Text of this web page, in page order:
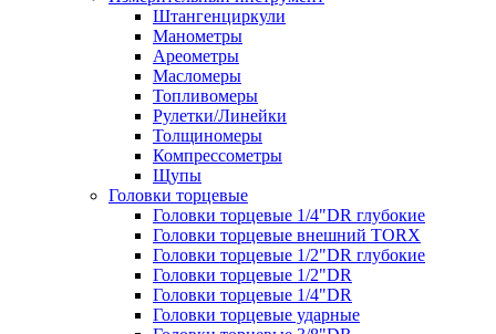
Штангенциркули
Манометры
Ареометры
Масломеры
Топливомеры
Рулетки/Линейки
Толщиномеры
Компрессометры
Щупы
Головки торцевые
Головки торцевые 1/4"DR глубокие
Головки торцевые внешний TORX
Головки торцевые 1/2"DR глубокие
Головки торцевые 1/2"DR
Головки торцевые 1/4"DR
Головки торцевые ударные